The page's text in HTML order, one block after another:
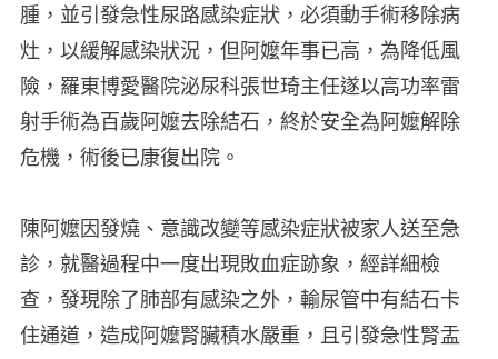
腫，並引發急性尿路感染症狀，必須動手術移除病
灶，以緩解感染狀況，但阿嬤年事已高，為降低風
險，羅東博愛醫院泌尿科張世琦主任遂以高功率雷
射手術為百歲阿嬤去除結石，終於安全為阿嬤解除
危機，術後已康復出院。
陳阿嬤因發燒、意識改變等感染症狀被家人送至急
診，就醫過程中一度出現敗血症跡象，經詳細檢
查，發現除了肺部有感染之外，輸尿管中有結石卡
住通道，造成阿嬤腎臟積水嚴重，且引發急性腎盂